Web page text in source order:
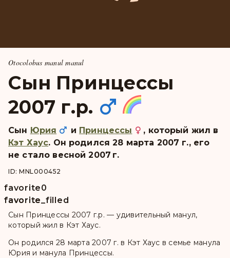
Otocolobus manul manul
Сын Принцессы
2007 г.р.
Сын Юрия и Принцессы
, который жил в
Кэт Хаус. Он pодился 28 марта 2007 г., его
не стало весной 2007 г.
ID: MNL000452
favorite
favorite
favorite_filled
0
Сын Принцессы 2007 г.р. — удивительный манул,
который жил в Кэт Хаус.
Он родился 28 марта 2007 г. в Кэт Хаус в семье манула
Юрия и манула Принцессы.